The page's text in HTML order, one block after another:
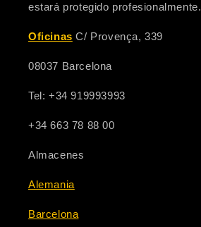
estará protegido profesionalmente.
Oficinas C/ Provença, 339
08037 Barcelona
Tel: +34 919993993
+34 663 78 88 00
Almacenes
Alemania
Barcelona